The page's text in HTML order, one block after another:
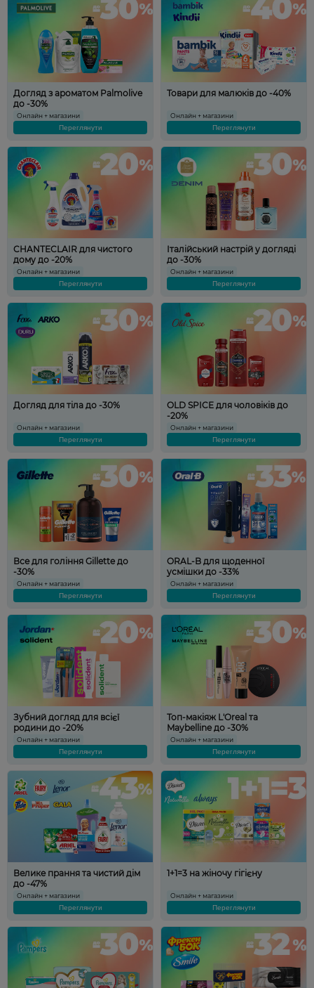
Догляд з ароматом Palmolive
до -30%
Онлайн + магазини
Переглянути
Товари для малюків до -40%
Онлайн + магазини
Переглянути
CHANTECLAIR для чистого
дому до -20%
Онлайн + магазини
Переглянути
Італійський настрій у догляді
до -30%
Онлайн + магазини
Переглянути
Догляд для тіла до -30%
Онлайн + магазини
Переглянути
OLD SPICE для чоловіків до
-20%
Онлайн + магазини
Переглянути
Все для гоління Gillette до
-30%
Онлайн + магазини
Переглянути
ORAL-B для щоденної
усмішки до -33%
Онлайн + магазини
Переглянути
Зубний догляд для всієї
родини до -20%
Онлайн + магазини
Переглянути
Топ-макіяж L'Oreal та
Maybelline до -30%
Онлайн + магазини
Переглянути
Велике прання та чистий дім
до -47%
Онлайн + магазини
Переглянути
1+1=3 на жіночу гігієну
Онлайн + магазини
Переглянути